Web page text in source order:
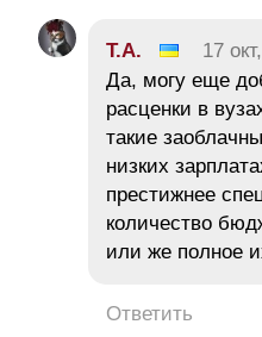
Т.А. 17
Да, могу еще
расценки в
такие
низких
престижнее
количество
или же полное
Ответить